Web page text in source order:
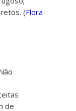
(Flora
de